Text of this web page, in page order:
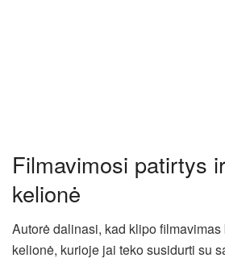
Filmavimosi patirtys
kelionė
Autorė dalinasi, kad klipo
kelionė, kurioje jai teko susidurti su